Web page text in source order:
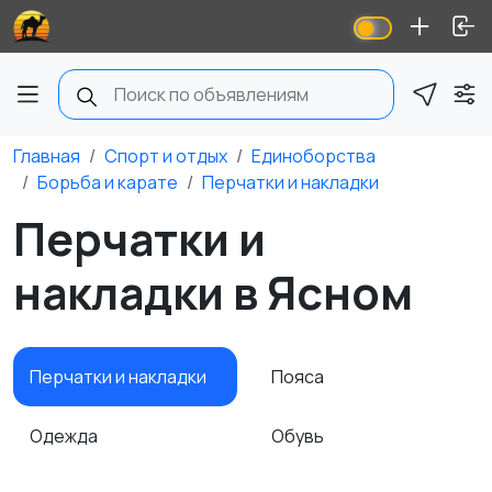
Главная Спорт и отдых
Единоборства
Борьба и карате
Перчатки и накладки
Перчатки и
накладки в Ясном
Перчатки и накладки
Одежда
Пояса
Обувь